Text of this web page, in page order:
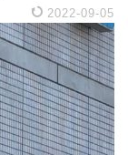
2022-09-05